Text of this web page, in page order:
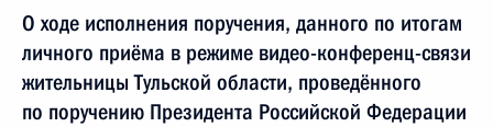
О ходе исполнения поручения, данного по итогам
личного приёма в режиме видео-конференц-связи
жительницы Тульской области, проведённого
по поручению Президента Российской Федерации